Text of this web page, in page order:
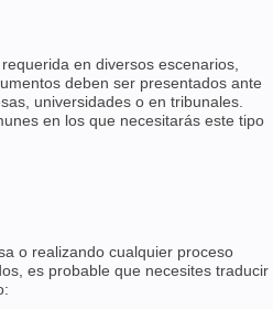
en diversos escenarios,
deben ser presentados ante
universidades o en tribunales.
en los que necesitarás este tipo
o realizando cualquier proceso
es probable que necesites traducir